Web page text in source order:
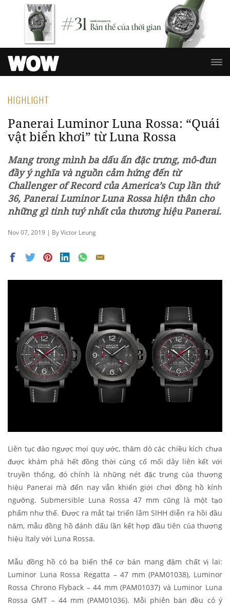
HIGHLIGHT
Panerai Luminor Luna Rossa: “Quái
vật biển khơi” từ Luna Rossa
Mang trong mình ba dấu ấn đặc trưng, mô-đun
đầy ý nghĩa và nguồn cảm hứng đến từ
Challenger of Record của America’s Cup lần thứ
36, Panerai Luminor Luna Rossa hiện thân cho
những gì tinh tuý nhất của thương hiệu Panerai.
Nov 07, 2019 | By Victor Leung
Liên tục đảo ngược mọi quy ước, thăm dò các chiều kích chưa
được khám phá hết đồng thời củng cố mối dây liên kết với
truyền thống, đó chính là những nét đặc trưng của thương
hiệu Panerai mà đến nay vẫn khiến giới chơi đồng hồ kính
ngưỡng. Submersible Luna Rossa 47 mm cũng là một tạo
phẩm như thế. Được ra mắt tại triển lãm SIHH diễn ra hồi đầu
năm, mẫu đồng hồ đánh dấu lần kết hợp đầu tiên của thương
hiệu Italy với Luna Rossa.
Mẫu đồng hồ có ba biến thể cơ bản mang đậm chất vị lai:
Luminor Luna Rossa Regatta – 47 mm (PAM01038), Luminor
Rossa Chrono Flyback – 44 mm (PAM01037) và Luminor Luna
Rossa GMT – 44 mm (PAM01036). Mỗi phiên bản đều có ý